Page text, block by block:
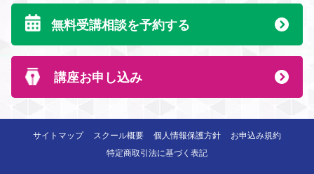
無料受講相談を予約する
講座お申し込み
サイトマップ スクール概要 個人情報保護方針
お申込み規約
特定商取引法に基づく表記